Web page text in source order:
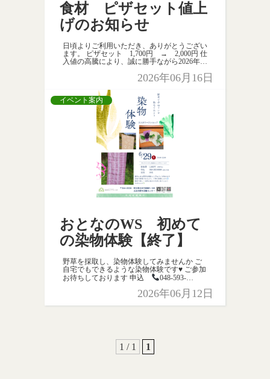
食材 ピザセット値上
げのお知らせ
日頃よりご利用いただき、ありがとうござい
ます。 ピザセット 1,700円 → 2,000円 仕
入値の高騰により、誠に勝手ながら2026年7
値上げさせていただきます。 ドラム缶セッ
2026年06月16日
イベント案内
おとなのWS 初めて
の染物体験【終了】
野草を採取し、染物体験してみませんか ご
自宅でもできるような染物体験です♥ ご参加
お待ちしております 申込
048-593-
kitamoto.yakatsu@sunameni […]2026年06月12日
1 / 1 1